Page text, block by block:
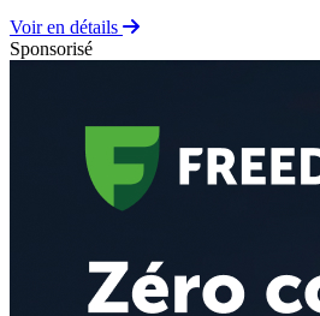
Voir en détails
Sponsorisé